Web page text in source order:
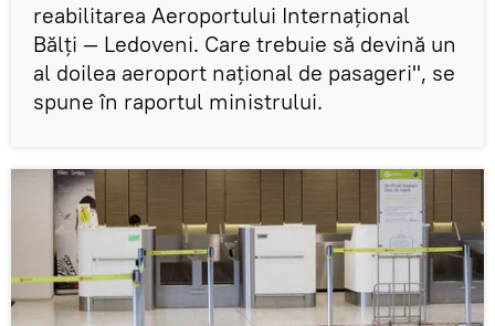
reabilitarea Aeroportului Internațional
Bălți — Ledoveni. Care trebuie să devină un
al doilea aeroport național de pasageri", se
spune în raportul ministrului.